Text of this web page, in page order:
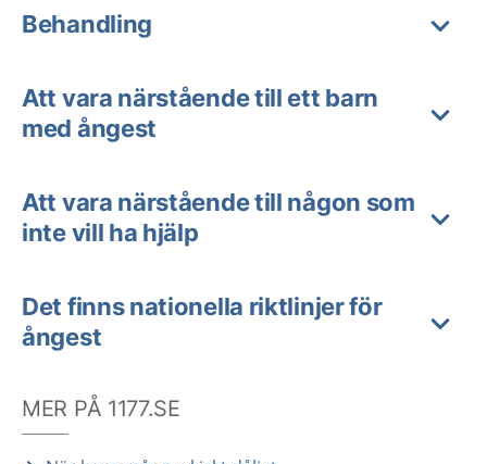
Behandling
Att vara närstående till ett barn
med ångest
Att vara närstående till någon som
inte vill ha hjälp
Det finns nationella riktlinjer för
ångest
MER PÅ 1177.SE